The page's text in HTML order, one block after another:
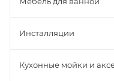
Инсталляции
Кухонные мойки и